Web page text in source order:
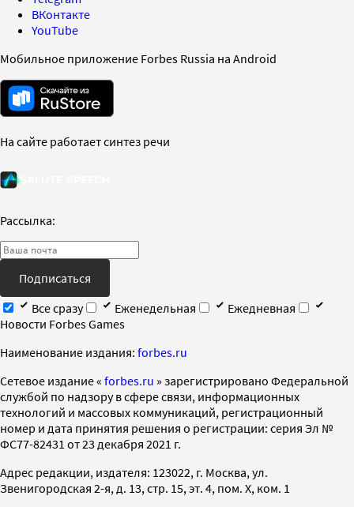
ВКонтакте
YouTube
Мобильное приложение Forbes Russia на Android
На сайте работает синтез речи
Рассылка:
Подписаться
Все сразу
Еженедельная
Ежедневная
Новости Forbes Games
Наименование издания: forbes.ru
Cетевое издание « forbes.ru » зарегистрировано Федеральной
службой по надзору в сфере связи, информационных
технологий и массовых коммуникаций, регистрационный
номер и дата принятия решения о регистрации: серия Эл №
ФС77-82431 от 23 декабря 2021 г.
Адрес редакции, издателя: 123022, г. Москва, ул.
Звенигородская 2-я, д. 13, стр. 15, эт. 4, пом. X, ком. 1